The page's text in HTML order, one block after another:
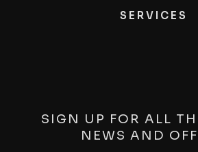
SERVICES
SIGN UP FOR ALL
NEWS AND